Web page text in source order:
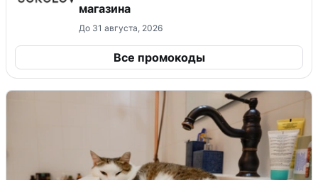
магазина
До 31 августа, 2026
Все промокоды